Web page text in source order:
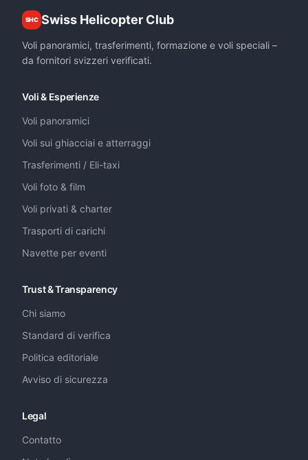
SHC Swiss Helicopter Club
Voli panoramici, trasferimenti, formazione e voli speciali –
da fornitori svizzeri verificati.
Voli & Esperienze
Voli panoramici
Voli sui ghiacciai e atterraggi
Trasferimenti / Eli-taxi
Voli foto & film
Voli privati & charter
Trasporti di carichi
Navette per eventi
Trust & Transparency
Chi siamo
Standard di verifica
Politica editoriale
Avviso di sicurezza
Legal
Contatto